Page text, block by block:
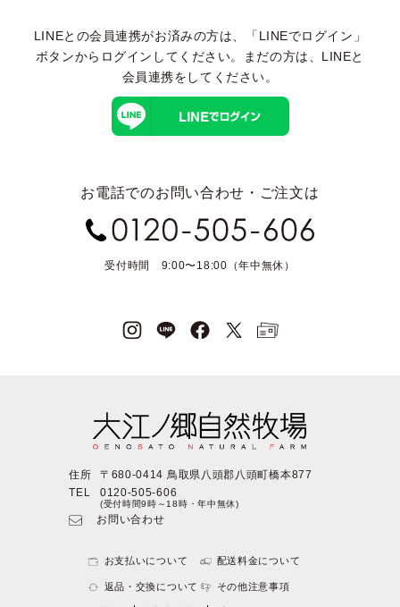
LINEとの会員連携がお済みの方は、「LINEでログイン」
ボタンからログインしてください。まだの方は、 LINEと
会員連携をしてください。
お電話でのお問い合わせ・ご注文は
受付時間 9:00〜18:00（年中無休）
住所
〒680-0414 鳥取県八頭郡八頭町橋本877
TEL
0120-505-606
(受付時間9時～18時・年中無休)
お問い合わせ
お支払いについて 配送料金について
返品・交換について その他注意事項